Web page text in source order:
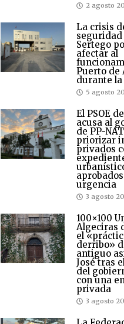
2 agosto
La crisis
seguridad
Sertego
afectar al
Puerto de
durante la
5 agosto
El PSOE
acusa al
de PP-
priorizar
privados
urgencia
3 agosto
100×100
Algeciras
el
derribo»
antiguo
José tras
del
con una
privada
3 agosto